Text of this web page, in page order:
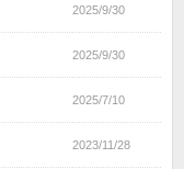
2025/9/30
2025/9/30
2025/7/10
2023/11/28